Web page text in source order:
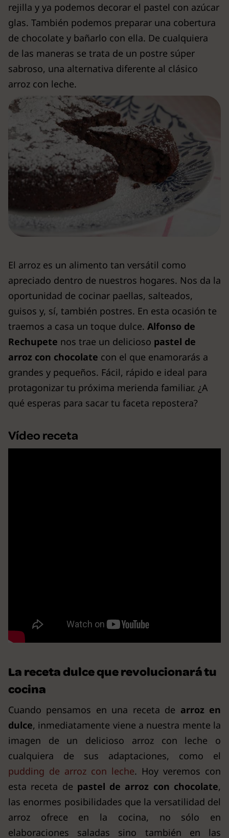
rejilla y ya podemos decorar el pastel con azúcar
glas. También podemos preparar una cobertura
de chocolate y bañarlo con ella. De cualquiera
de las maneras se trata de un postre súper
sabroso, una alternativa diferente al clásico
arroz con leche.
El arroz es un alimento tan versátil como
apreciado dentro de nuestros hogares. Nos da la
oportunidad de cocinar paellas, salteados,
guisos y, sí, también postres. En esta ocasión te
traemos a casa un toque dulce. Alfonso de
Rechupete nos trae un delicioso pastel de
arroz con chocolate con el que enamorarás a
grandes y pequeños. Fácil, rápido e ideal para
protagonizar tu próxima merienda familiar. ¿A
qué esperas para sacar tu faceta repostera?
Vídeo receta
La receta dulce que revolucionará tu
cocina
Cuando pensamos en una receta de arroz en
dulce, inmediatamente viene a nuestra mente la
imagen de un delicioso arroz con leche o
cualquiera de sus adaptaciones, como el
pudding de arroz con leche. Hoy veremos con
esta receta de pastel de arroz con chocolate,
las enormes posibilidades que la versatilidad del
arroz ofrece en la cocina, no sólo en
elaboraciones saladas sino también en las